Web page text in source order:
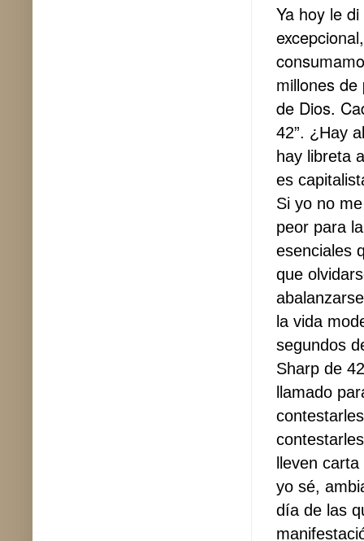
Ya hoy le
millones
de Dios.
42”. ¿Hay
hay libreta
es
Si yo no
peor para
esenciales
que
la vida
segundos
Sharp de
llamado
lleven
yo sé,
día de las